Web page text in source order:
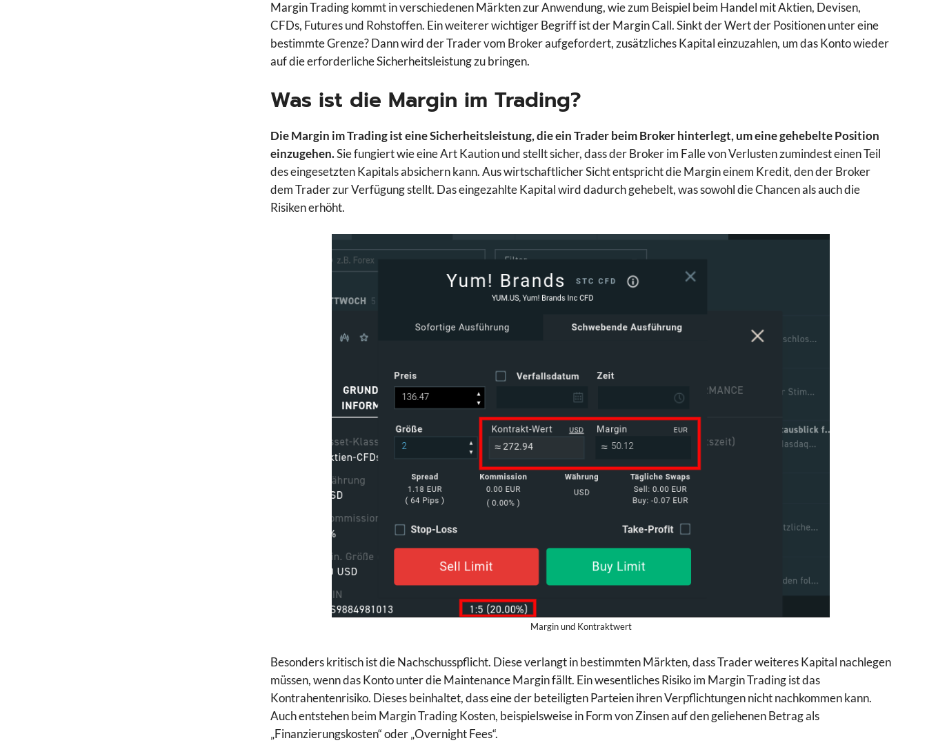
Margin Trading kommt in verschiedenen Märkten zur Anwendung, wie zum Beispiel beim Handel mit Aktien, Devisen,
CFDs, Futures und Rohstoffen. Ein weiterer wichtiger Begriff ist der Margin Call. Sinkt der Wert der Positionen unter eine
bestimmte Grenze? Dann wird der Trader vom Broker aufgefordert, zusätzliches Kapital einzuzahlen, um das Konto wieder
auf die erforderliche Sicherheitsleistung zu bringen.
Was ist die Margin im Trading?
Die Margin im Trading ist eine Sicherheitsleistung, die ein Trader beim Broker hinterlegt, um eine gehebelte Position
einzugehen.Sie fungiert wie eine Art Kaution und stellt sicher, dass der Broker im Falle von Verlusten zumindest einen Teil
des eingesetzten Kapitals absichern kann. Aus wirtschaftlicher Sicht entspricht die Margin einem Kredit, den der Broker
dem Trader zur Verfügung stellt. Das eingezahlte Kapital wird dadurch gehebelt, was sowohl die Chancen als auch die
Risiken erhöht.
Margin und Kontraktwert
Besonders kritisch ist die Nachschusspflicht. Diese verlangt in bestimmten Märkten, dass Trader weiteres Kapital nachlegen
müssen, wenn das Konto unter die Maintenance Margin fällt. Ein wesentliches Risiko im Margin Trading ist das
Kontrahentenrisiko. Dieses beinhaltet, dass eine der beteiligten Parteien ihren Verpflichtungen nicht nachkommen kann.
Auch entstehen beim Margin Trading Kosten, beispielsweise in Form von Zinsen auf den geliehenen Betrag als
„Finanzierungskosten“ oder „Overnight Fees“.